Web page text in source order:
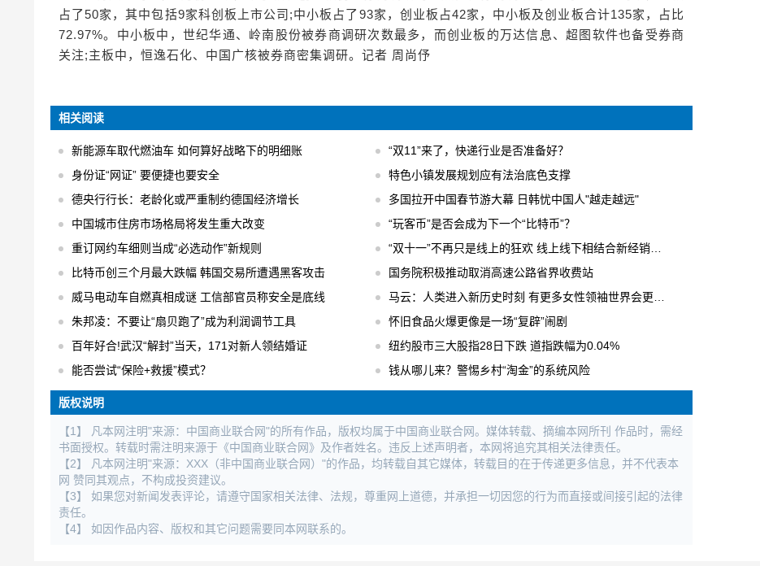
占了50家，其中包括9家科创板上市公司;中小板占了93家，创业板占42家，中小板及创业板合计135家，占比
72.97%。中小板中，世纪华通、岭南股份被券商调研次数最多，而创业板的万达信息、超图软件也备受券商
关注;主板中，恒逸石化、中国广核被券商密集调研。记者 周尚伃
相关阅读
新能源车取代燃油车 如何算好战略下的明细账
“双11”来了，快递行业是否准备好？
身份证“网证” 要便捷也要安全
特色小镇发展规划应有法治底色支撑
德央行行长：老龄化或严重制约德国经济增长
多国拉开中国春节游大幕 日韩忧中国人"越走越远"
中国城市住房市场格局将发生重大改变
“玩客币”是否会成为下一个“比特币”？
重订网约车细则当成“必选动作”新规则
“双十一”不再只是线上的狂欢 线上线下相结合新经销模式
比特币创三个月最大跌幅 韩国交易所遭遇黑客攻击
国务院积极推动取消高速公路省界收费站
威马电动车自燃真相成谜 工信部官员称安全是底线
马云：人类进入新历史时刻 有更多女性领袖世界会更美好
朱邦凌：不要让“扇贝跑了”成为利润调节工具
怀旧食品火爆更像是一场“复辟”闹剧
百年好合!武汉“解封”当天，171对新人领结婚证
纽约股市三大股指28日下跌 道指跌幅为0.04%
能否尝试“保险+救援”模式？
钱从哪儿来？警惕乡村“淘金”的系统风险
版权说明
【1】 凡本网注明"来源：中国商业联合网"的所有作品，版权均属于中国商业联合网。媒体转载、摘编本网所刊 作品时，需经
书面授权。转载时需注明来源于《中国商业联合网》及作者姓名。违反上述声明者，本网将追究其相关法律责任。
【2】 凡本网注明"来源：XXX（非中国商业联合网）"的作品，均转载自其它媒体，转载目的在于传递更多信息，并不代表本
网 赞同其观点，不构成投资建议。
【3】 如果您对新闻发表评论，请遵守国家相关法律、法规，尊重网上道德，并承担一切因您的行为而直接或间接引起的法律
责任。
【4】 如因作品内容、版权和其它问题需要同本网联系的。